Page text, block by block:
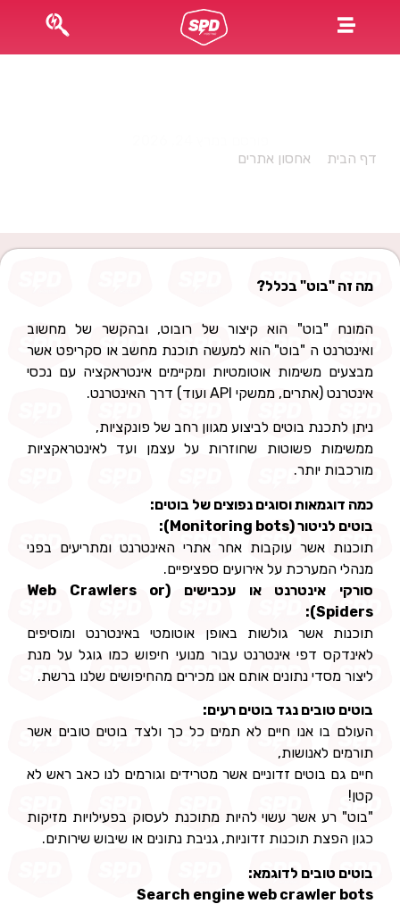
דף הבית »אחסון אתרים
מה זה "בוט" בכלל?
המונח "בוט" הוא קיצור של רובוט, ובהקשר של מחשוב
ואינטרנט ה "בוט" הוא למעשה תוכנת מחשב או סקריפט אשר
מבצעים משימות אוטומטיות ומקיימים אינטראקציה עם נכסי
אינטרנט (אתרים, ממשקי API ועוד) דרך האינטרנט.
ניתן לתכנת בוטים לביצוע מגוון רחב של פונקציות,
ממשימות פשוטות שחוזרות על עצמן ועד לאינטראקציות
מורכבות יותר.
כמה דוגמאות וסוגים נפוצים של בוטים:
בוטים לניטור (Monitoring bots):
תוכנות אשר עוקבות אחר אתרי האינטרנט ומתריעים בפני
מנהלי המערכת על אירועים ספציפיים.
סורקי אינטרנט או עכבישים (Web Crawlers or
Spiders):
תוכנות אשר גולשות באופן אוטומטי באינטרנט ומוסיפים
לאינדקס דפי אינטרנט עבור מנועי חיפוש כמו גוגל על מנת
ליצור מסדי נתונים אותם אנו מכירים מהחיפושים שלנו ברשת.
בוטים טובים נגד בוטים רעים:
העולם בו אנו חיים לא תמים כל כך ולצד בוטים טובים אשר
תורמים לאנושות,
חיים גם בוטים זדוניים אשר מטרידים וגורמים לנו כאב ראש לא
קטן!
"בוט" רע אשר עשוי להיות מתוכנת לעסוק בפעילויות מזיקות
כגון הפצת תוכנות זדוניות, גניבת נתונים או שיבוש שירותים.
בוטים טובים לדוגמא:
Search engine web crawler bots